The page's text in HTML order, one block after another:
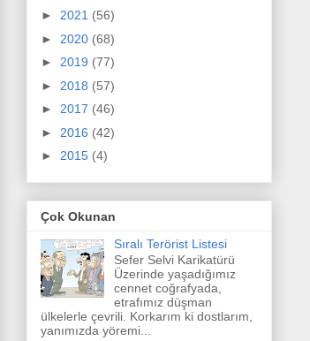
► 2021 (56)
► 2020 (68)
► 2019 (77)
► 2018 (57)
► 2017 (46)
► 2016 (42)
► 2015 (4)
Çok Okunan
Sıralı Terörist Listesi
Sefer Selvi Karikatürü
Üzerinde yaşadığımız
cennet coğrafyada,
etrafımız düşman
ülkelerle çevrili. Korkarım ki dostlarım,
yanımızda yöremi...